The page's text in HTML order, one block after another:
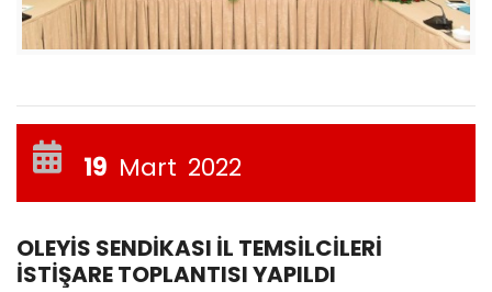
19 Mart 2022
OLEYİS SENDİKASI İL TEMSİLCİLERİ
İSTİŞARE TOPLANTISI YAPILDI